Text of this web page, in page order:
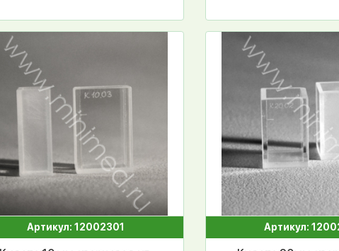
Артикул: 12002301 Артикул: